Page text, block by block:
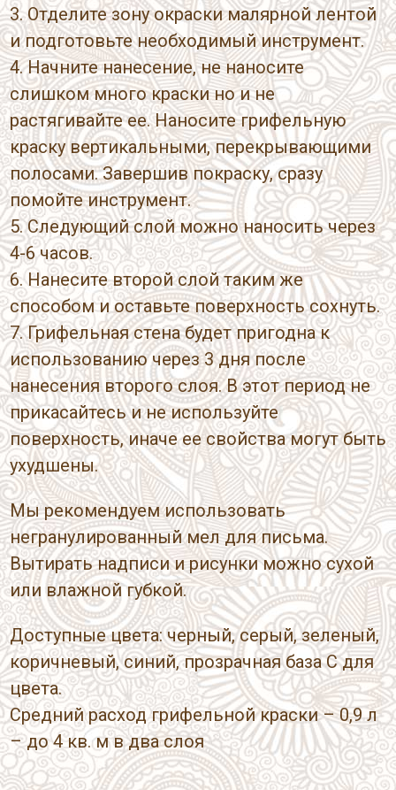
3. Отделите зону окраски малярной лентой
и подготовьте необходимый инструмент.
4. Начните нанесение, не наносите
слишком много краски но и не
растягивайте ее. Наносите грифельную
краску вертикальными, перекрывающими
полосами. Завершив покраску, сразу
помойте инструмент.
5. Следующий слой можно наносить через
4-6 часов.
6. Нанесите второй слой таким же
способом и оставьте поверхность сохнуть.
7. Грифельная стена будет пригодна к
использованию через 3 дня после
нанесения второго слоя. В этот период не
прикасайтесь и не используйте
поверхность, иначе ее свойства могут быть
ухудшены.
Мы рекомендуем использовать
негранулированный мел для письма.
Вытирать надписи и рисунки можно сухой
или влажной губкой.
Доступные цвета: черный, серый, зеленый,
коричневый, синий, прозрачная база C для
цвета.
Средний расход грифельной краски – 0,9 л
– до 4 кв. м в два слоя